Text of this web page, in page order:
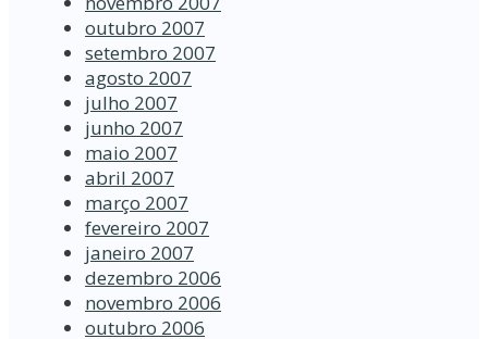
outubro 2007
setembro 2007
agosto 2007
julho 2007
junho 2007
maio 2007
abril 2007
março 2007
fevereiro 2007
janeiro 2007
dezembro 2006
novembro 2006
outubro 2006